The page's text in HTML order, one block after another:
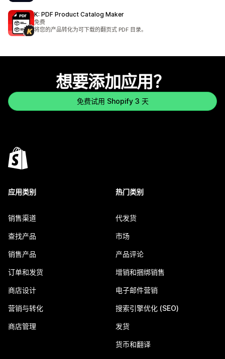
K: PDF Product Catalog Maker
免费
将您的产品转化为可下载的翻页式 PDF 目录。
想要添加应用？
免费试用 Shopify 3 天
应用类别
销售渠道
查找产品
销售产品
订单和发货
商店设计
营销与转化
商店管理
热门类别
代发货
市场
产品评论
增销和捆绑销售
电子邮件营销
搜索引擎优化 (SEO)
发货
货币和翻译